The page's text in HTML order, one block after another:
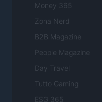
Money 365
Zona Nerd
B2B Magazine
People Magazine
Day Travel
Tutto Gaming
ESG 365